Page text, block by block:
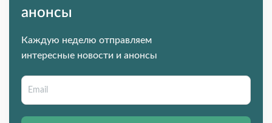
анонсы
Каждую неделю отправляем
интересные новости и анонсы